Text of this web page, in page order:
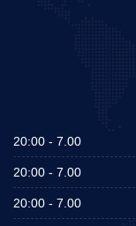
7.00 - 20:00
7.00 - 20:00
7.00 - 20:00